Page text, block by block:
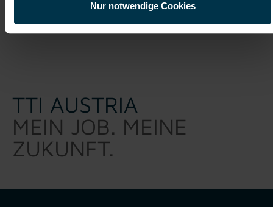
Nur notwendige Cookies
Job suchen
TTI AUSTRIA
MEIN JOB. MEINE
ZUKUNFT.